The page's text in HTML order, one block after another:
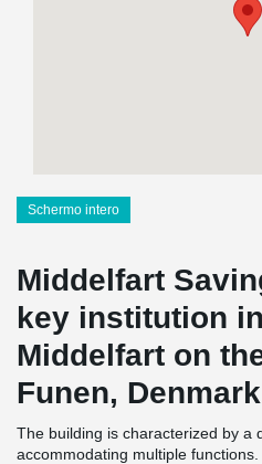
Schermo intero
Middelfart
key institution
Middelfart on
Funen,
The building is characterized by a
accommodating multiple